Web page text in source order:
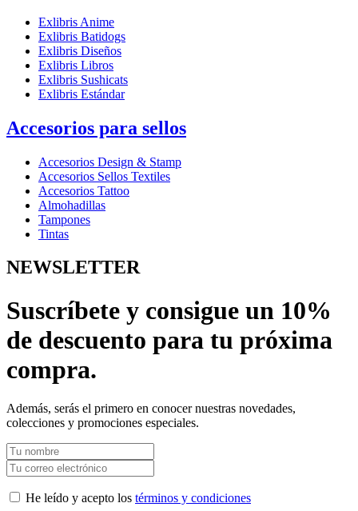
Exlibris Anime
Exlibris Batidogs
Exlibris Diseños
Exlibris Libros
Exlibris Sushicats
Exlibris Estándar
Accesorios para sellos
Accesorios Design & Stamp
Accesorios Sellos Textiles
Accesorios Tattoo
Almohadillas
Tampones
Tintas
NEWSLETTER
Suscríbete y consigue un 10%
de descuento para tu próxima
compra.
Además, serás el primero en conocer nuestras novedades,
colecciones y promociones especiales.
He leído y acepto los términos y condiciones